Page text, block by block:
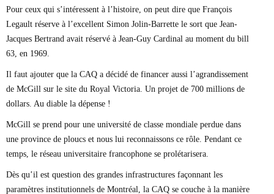
Pour ceux qui s’intéressent à l’histoire, on peut dire que François
Legault réserve à l’excellent Simon Jolin-Barrette le sort que Jean-
Jacques Bertrand avait réservé à Jean-Guy Cardinal au moment du bill
63, en 1969.
Il faut ajouter que la CAQ a décidé de financer aussi l’agrandissement
de McGill sur le site du Royal Victoria. Un projet de 700 millions de
dollars. Au diable la dépense !
McGill se prend pour une université de classe mondiale perdue dans
une province de ploucs et nous lui reconnaissons ce rôle. Pendant ce
temps, le réseau universitaire francophone se prolétarisera.
Dès qu’il est question des grandes infrastructures façonnant les
paramètres institutionnels de Montréal, la CAQ se couche à la manière